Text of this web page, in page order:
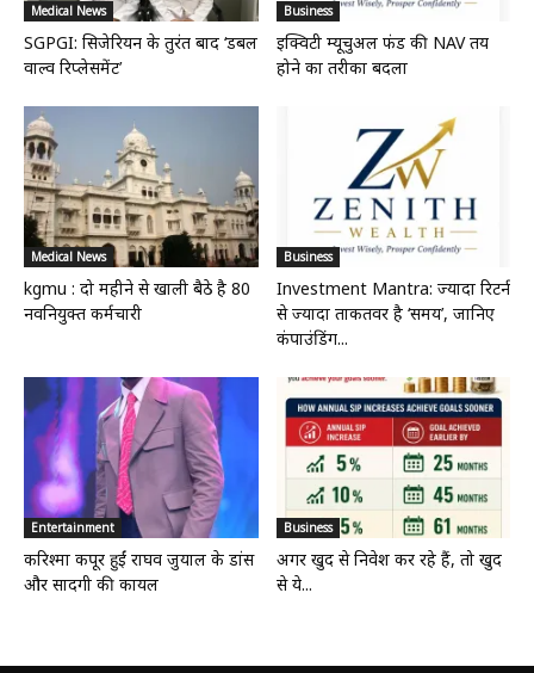
Medical News
SGPGI: सिजेरियन के तुरंत बाद ‘डबल
वाल्व रिप्लेसमेंट’
Business
इक्विटी म्यूचुअल फंड की NAV तय
होने का तरीका बदला
Medical News
kgmu : दो महीने से खाली बैठे है 80
नवनियुक्त कर्मचारी
Business
Investment Mantra: ज्यादा रिटर्न
से ज्यादा ताकतवर है ‘समय’, जानिए
कंपाउंडिंग...
Entertainment
करिश्मा कपूर हुईं राघव जुयाल के डांस
और सादगी की कायल
Business
अगर खुद से निवेश कर रहे हैं, तो खुद
से ये...